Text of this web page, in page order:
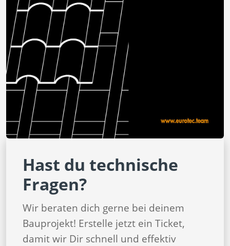
Hast du technische
Fragen?
Wir beraten dich gerne bei deinem
Bauprojekt! Erstelle jetzt ein Ticket,
damit wir Dir schnell und effektiv